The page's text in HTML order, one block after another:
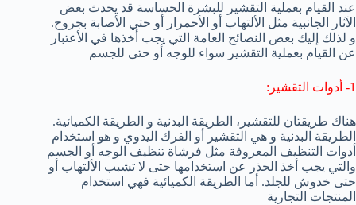
عند القيام بعملية التقشير للبشرة الحساسة قد يحدث بعض
الاَثار الجانبية مثل الألتهاب أو الأحمرار أو حتي الأصابة بجروح.
و لذلك إليك بعض النصائح العامة التي يجب أخذها في الأعتبار
عن القيام بعملية التقشير سواء للوجه أو حتى للجسم
1- أدوات التقشير:
هناك طريقتان للتقشير، الطريقة البدنية و الطريقة الكميائية.
الطريقة البدنية و هي التقشير أو الفرك اليدوي و هو استخدام
أدوات التنظيف المعروفة مثل فرشاة تنظيف الوجه أو الجسم
والتي يجب أخذ الحذر عن استخدامها حتى لا تشبب الألتهاب أو
حتى خدوش للجلد. أما الطريقة الكميائية فهي استخدام
المنتجات التجارية